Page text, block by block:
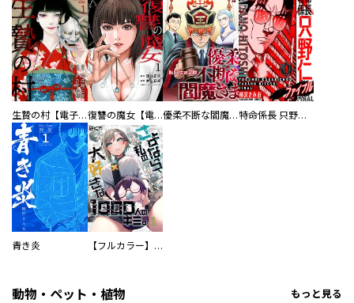
生贄の村【電子単行本版】 復讐の魔女【電子単行本版】 優柔不断な閻魔さま 特命係長 只野仁ファイナル 愛蔵版
青き炎 【フルカラー】さよなら、私の大好きな１０００人のキミ。
動物・ペット・植物 もっと見る